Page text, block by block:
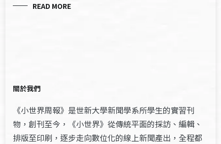
READ MORE
關於我們
《小世界周報》是世新大學新聞學系所學生的實習刊
物，創刊至今，《小世界》從傳統平面的採訪、編輯、
排版至印刷，逐步走向數位化的線上新聞產出，全程都